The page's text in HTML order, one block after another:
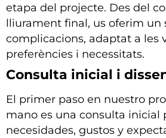
etapa del projecte. Des del
lliurament final, us oferim un
complicacions, adaptat a les
preferències i necessitats.
Consulta inicial i
El primer paso en nuestro
mano es una consulta inicial
necesidades, gustos y